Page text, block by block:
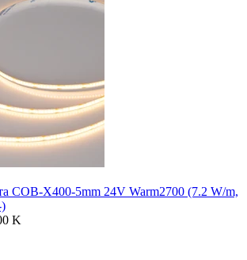
COB-X400-5mm 24V Warm2700 (7.2 W/m,
K